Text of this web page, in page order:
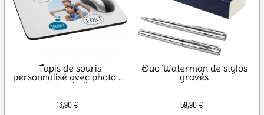
Tapis de souris
personnalisé avec photo et
design bulles
13,90 €
Duo Waterman de stylos
gravés
59,90 €